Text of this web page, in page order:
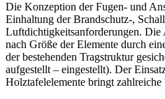
Die Konzeption der Fugen- und
Einhaltung der Brandschutz-,
Luftdichtigkeitsanforderungen.
nach Größe der Elemente durch
der bestehenden Tragstruktur
aufgestellt – eingestellt). Der
Holztafelelemente bringt zahlreiche